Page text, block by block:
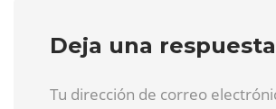
Deja una respuesta
Tu dirección de correo